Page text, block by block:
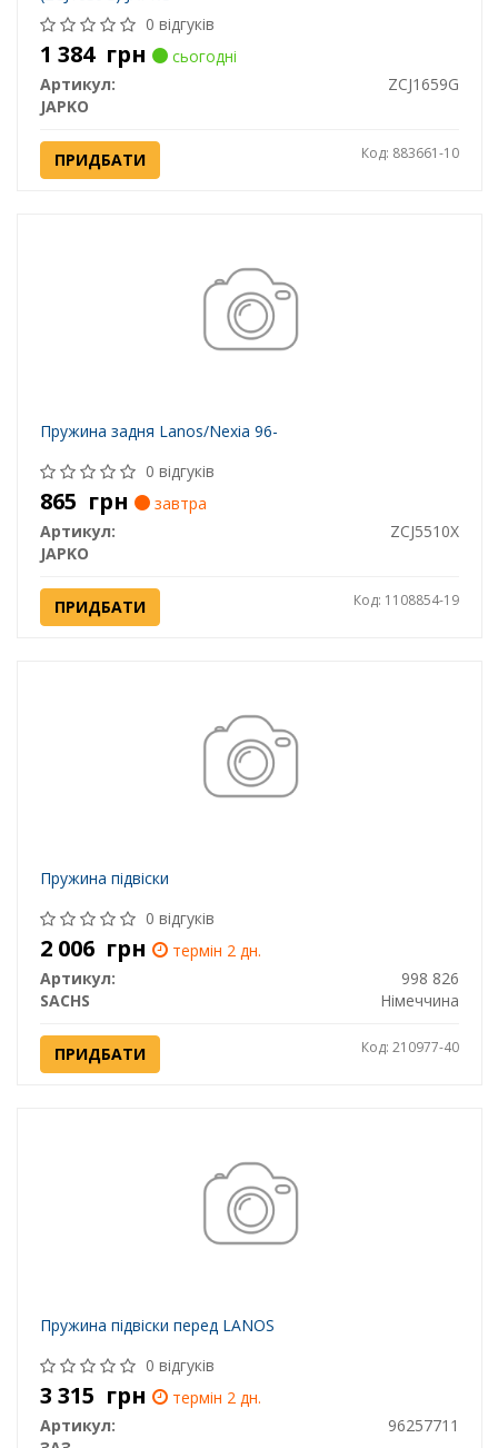
0 відгуків
1 384 грн
сьогодні
Артикул:
ZCJ1659G
JAPKO
ПРИДБАТИ Код: 883661-10
Пружина задня Lanos/Nexia 96-
0 відгуків
865 грн
завтра
Артикул:
ZCJ5510X
JAPKO
ПРИДБАТИ Код: 1108854-19
Пружина підвіски
0 відгуків
2 006 грн
термін 2 дн.
Артикул:
998 826
SACHS
Німеччина
ПРИДБАТИ Код: 210977-40
Пружина підвіски перед LANOS
0 відгуків
3 315 грн
термін 2 дн.
Артикул:
96257711